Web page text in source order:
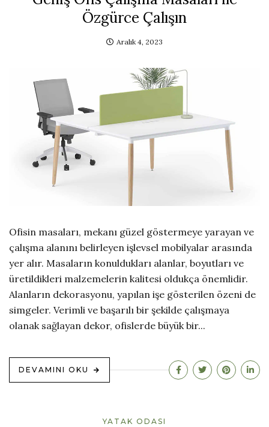
Özgürce Çalışın
Aralık 4, 2023
Ofisin masaları, mekanı güzel göstermeye yarayan ve
çalışma alanını belirleyen işlevsel mobilyalar arasında
yer alır. Masaların konuldukları alanlar, boyutları ve
üretildikleri malzemelerin kalitesi oldukça önemlidir.
Alanların dekorasyonu, yapılan işe gösterilen özeni de
simgeler. Verimli ve başarılı bir şekilde çalışmaya
olanak sağlayan dekor, ofislerde büyük bir...
DEVAMINI OKU
YATAK ODASI